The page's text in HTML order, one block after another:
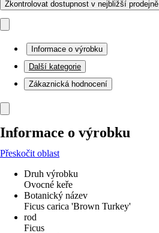
Zkontrolovat dostupnost v nejbližší prodejně
Informace o výrobku
Další kategorie
Zákaznická hodnocení
Informace o výrobku
Přeskočit oblast
Druh výrobku
Ovocné keře
Botanický název
Ficus carica 'Brown Turkey'
rod
Ficus